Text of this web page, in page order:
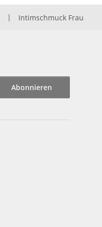
| Intimschmuck Frau
Abonnieren